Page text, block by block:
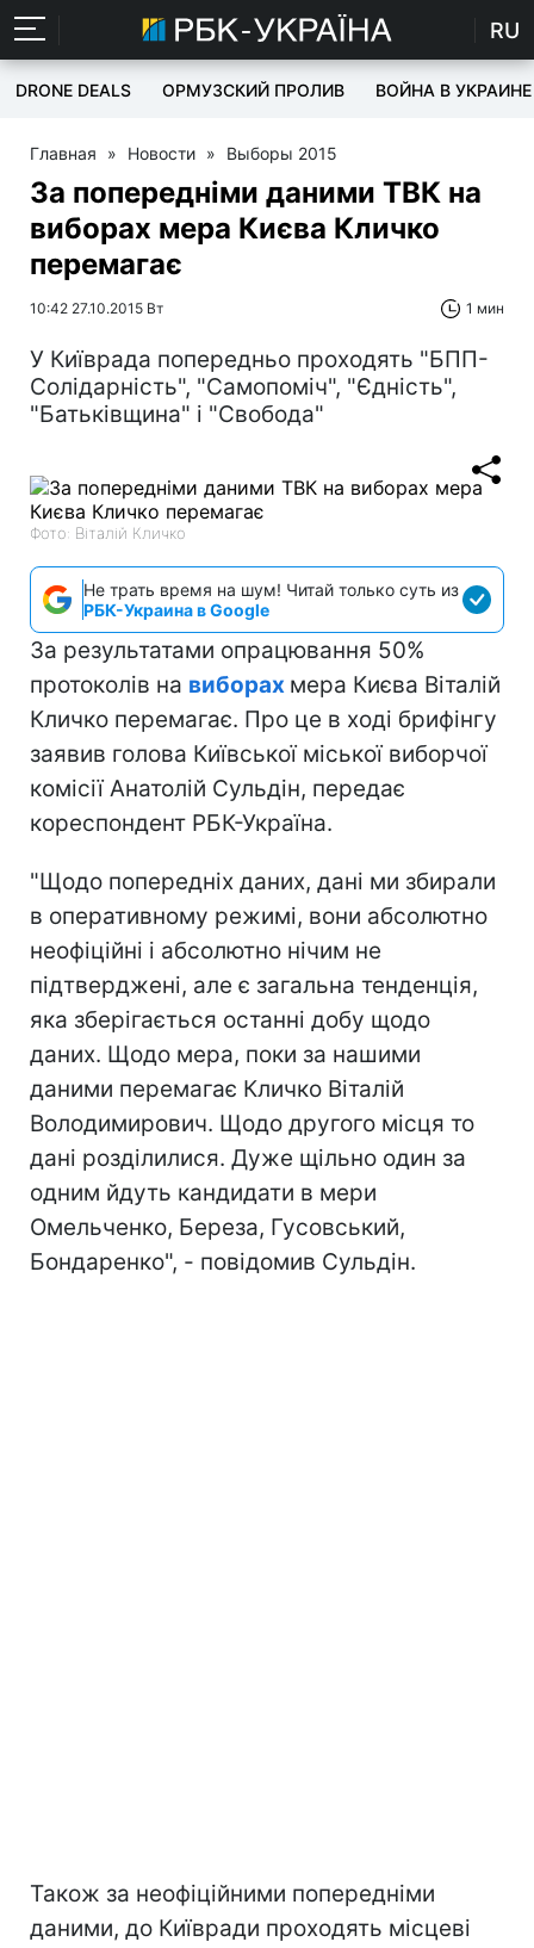
RU
DRONE DEALS ОРМУЗСКИЙ ПРОЛИВ ВОЙНА В УКРАИНЕ
Главная » Новости » Выборы 2015
За попередніми даними ТВК на
виборах мера Києва Кличко
перемагає
10:42 27.10.2015 Вт 1 мин
У Київрада попередньо проходять "БПП-
Солідарність", "Самопоміч", "Єдність",
"Батьківщина" і "Свобода"
Фото: Віталій Кличко
Не трать время на шум! Читай только суть из
РБК-Украина в Google
За результатами опрацювання 50%
протоколів на виборах мера Києва Віталій
Кличко перемагає. Про це в ході брифінгу
заявив голова Київської міської виборчої
комісії Анатолій Сульдін, передає
кореспондент РБК-Україна.
"Щодо попередніх даних, дані ми збирали
в оперативному режимі, вони абсолютно
неофіційні і абсолютно нічим не
підтверджені, але є загальна тенденція,
яка зберігається останні добу щодо
даних. Щодо мера, поки за нашими
даними перемагає Кличко Віталій
Володимирович. Щодо другого місця то
дані розділилися. Дуже щільно один за
одним йдуть кандидати в мери
Омельченко, Береза, Гусовський,
Бондаренко", - повідомив Сульдін.
Також за неофіційними попередніми
даними, до Київради проходять місцеві